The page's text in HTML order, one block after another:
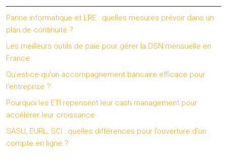
Panne informatique et LRE : quelles mesures prévoir dans un
plan de continuité ?
Les meilleurs outils de paie pour gérer la DSN mensuelle en
France
Qu’est-ce qu’un accompagnement bancaire efficace pour
l’entreprise ?
Pourquoi les ETI repensent leur cash management pour
accélérer leur croissance
SASU, EURL, SCI : quelles différences pour l’ouverture d’un
compte en ligne ?